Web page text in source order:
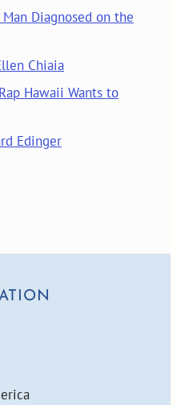
Diagnosed on the
Chiaia
Hawaii Wants to
Edinger